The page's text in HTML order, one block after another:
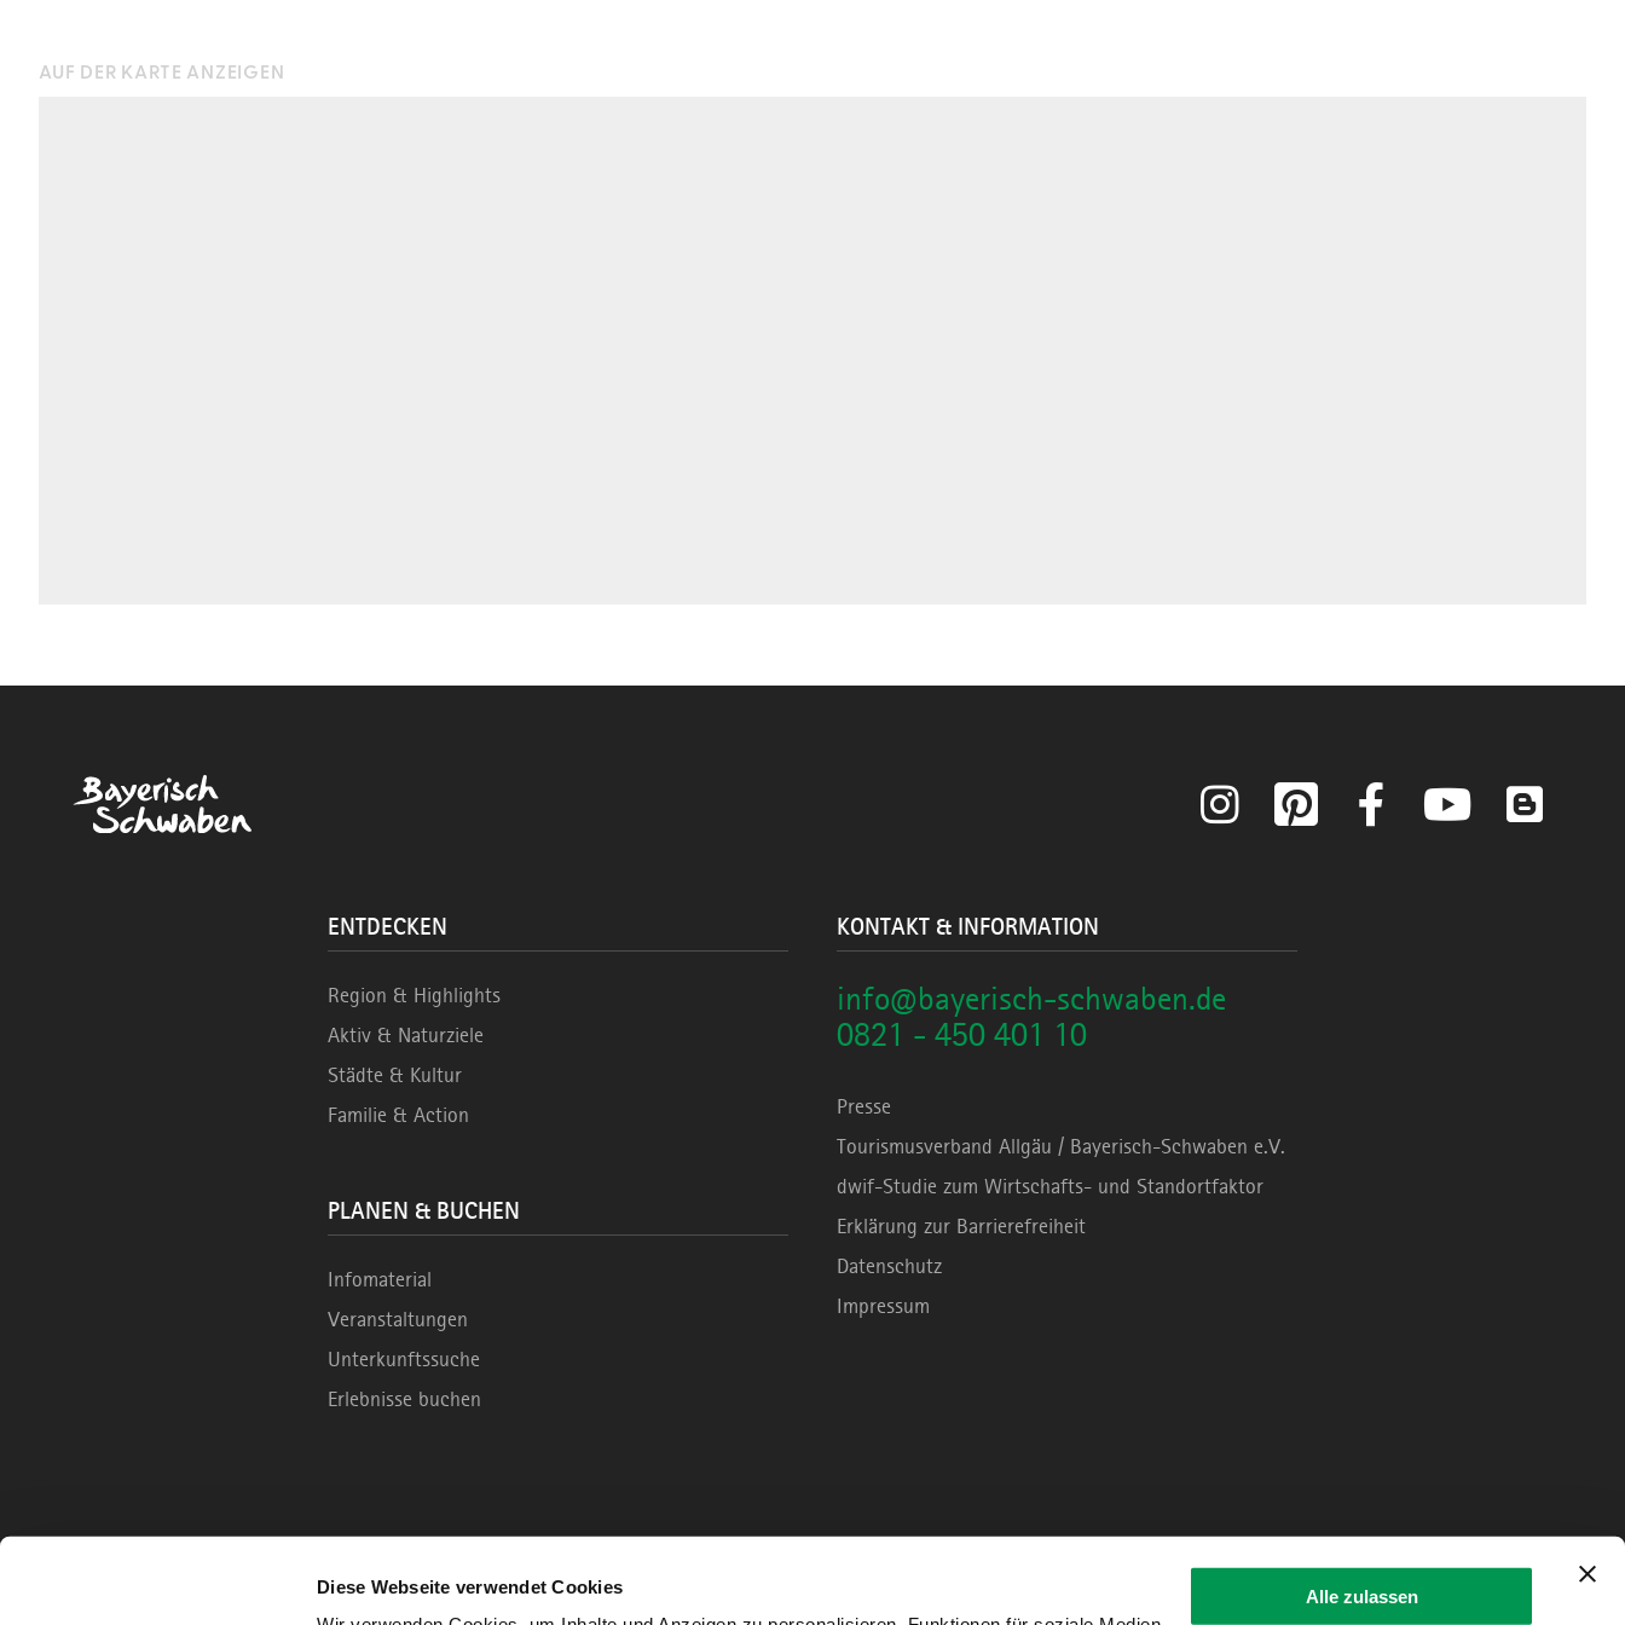
Diese Webseite verwendet Cookies
Alle zulassen
AUF DER KARTE ANZEIGEN
Instagram Pinterest Facebook YouTube
ENTDECKEN
Region & Highlights
Aktiv & Naturziele
Städte & Kultur
Familie & Action
PLANEN & BUCHEN
Infomaterial
Veranstaltungen
Unterkunftssuche
Erlebnisse buchen
KONTAKT & INFORMATION
info@bayerisch-schwaben.de
0821 - 450 401 10
Presse
Tourismusverband Allgäu / Bayerisch-Schwaben e.V.
dwif-Studie zum Wirtschafts- und Standortfaktor
Erklärung zur Barrierefreiheit
Datenschutz
Impressum